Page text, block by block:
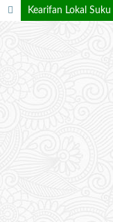
Kearifan Lokal